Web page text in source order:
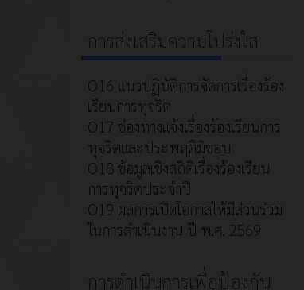
การส่งเสริมความโปร่งใส
O16 แนวปฏิบัติการจัดการเรื่องร้อง
เรียนการทุจริต
O17 ช่องทางแจ้งเรื่องร้องเรียนการ
ทุจริตและประพฤติมิชอบ
O18 ข้อมูลเชิงสถิติเรื่องร้องเรียน
การทุจริตประจำปี
O19 ผลการเปิดโอกาสให้มีส่วนร่วม
ในการดำเนินงาน ปี พ.ศ. 2569
การดำเนินการเพื่อป้องกัน